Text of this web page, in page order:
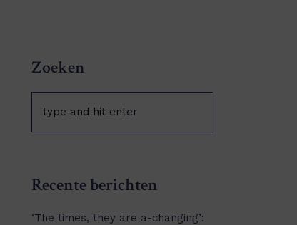
Zoeken
Recente berichten
‘The times, they are a-changing’: